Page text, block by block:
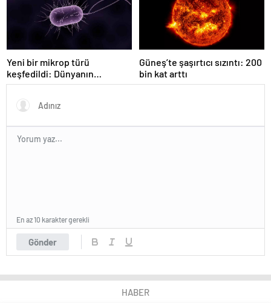
Yeni bir mikrop türü
keşfedildi: Dünyanın
kurtuluşu artık zor değil, bu
Güneş’te şaşırtıcı sızıntı: 200
bin kat arttı
Gönder
En az 10 karakter gerekli
HABER